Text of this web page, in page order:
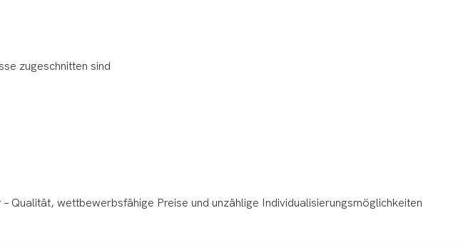
zugeschnitten sind
wettbewerbsfähige Preise und unzählige Individualisierungsmöglichkeiten